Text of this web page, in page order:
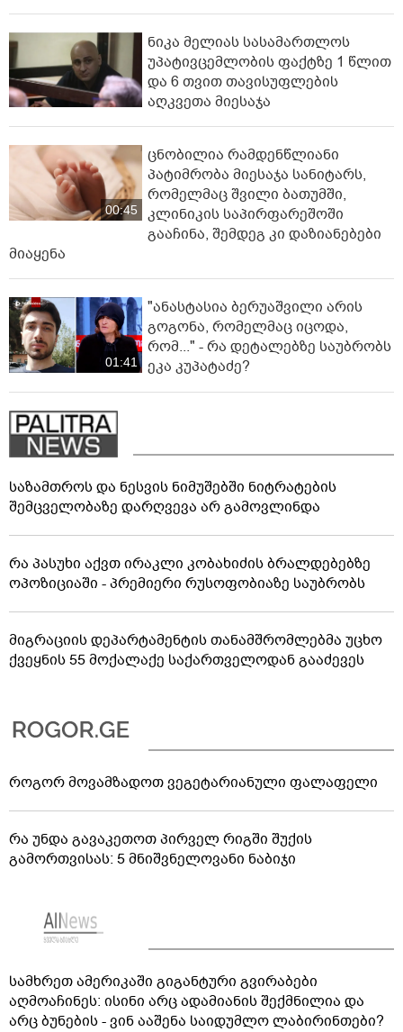
ნიკა მელიას სასამართლოს
უპატივცემლობის ფაქტზე 1 წლით
და 6 თვით თავისუფლების
აღკვეთა მიესაჯა
00:45
ცნობილია რამდენწლიანი
პატიმრობა მიესაჯა სანიტარს,
რომელმაც შვილი ბათუმში,
კლინიკის საპირფარეშოში
გააჩინა, შემდეგ კი დაზიანებები
მიაყენა
01:41
"ანასტასია ბერუაშვილი არის
გოგონა, რომელმაც იცოდა,
რომ..." - რა დეტალებზე საუბრობს
ეკა კუპატაძე?
საზამთროს და ნესვის ნიმუშებში ნიტრატების
შემცველობაზე დარღვევა არ გამოვლინდა
რა პასუხი აქვთ ირაკლი კობახიძის ბრალდებებზე
ოპოზიციაში - პრემიერი რუსოფობიაზე საუბრობს
მიგრაციის დეპარტამენტის თანამშრომლებმა უცხო
ქვეყნის 55 მოქალაქე საქართველოდან გააძევეს
როგორ მოვამზადოთ ვეგეტარიანული ფალაფელი
რა უნდა გავაკეთოთ პირველ რიგში შუქის
გამორთვისას: 5 მნიშვნელოვანი ნაბიჯი
სამხრეთ ამერიკაში გიგანტური გვირაბები
აღმოაჩინეს: ისინი არც ადამიანის შექმნილია და
არც ბუნების - ვინ ააშენა საიდუმლო ლაბირინთები?